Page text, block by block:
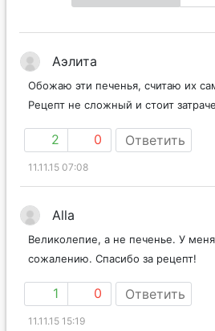
Аэлита
Обожаю эти печенья, считаю их
Рецепт не сложный и стоит
2 0 Ответить
11.11.15 07:08
Alla
Великолепие, а не печенье. У
сожалению. Спасибо за рецепт!
1 0 Ответить
11.11.15 15:19